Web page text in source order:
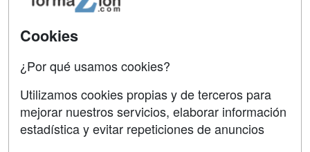
Acceso Usuarios
Acceso Centros
Contactar
Confidencialidad
SÍGUENOS EN:
Cookies
¿Por qué usamos cookies?
Utilizamos cookies propias y de terceros para
mejorar nuestros servicios, elaborar información
estadística y evitar repeticiones de anuncios